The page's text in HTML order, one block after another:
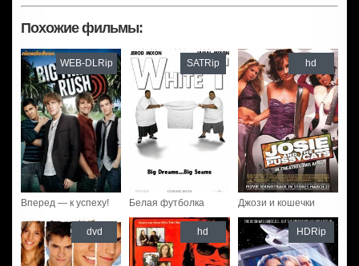
Похожие фильмы:
Вперед — к успеху!
WEB-DLRip
Белая футболка
SATRip
Джози и кошечки
hd
dvd hd HDRip